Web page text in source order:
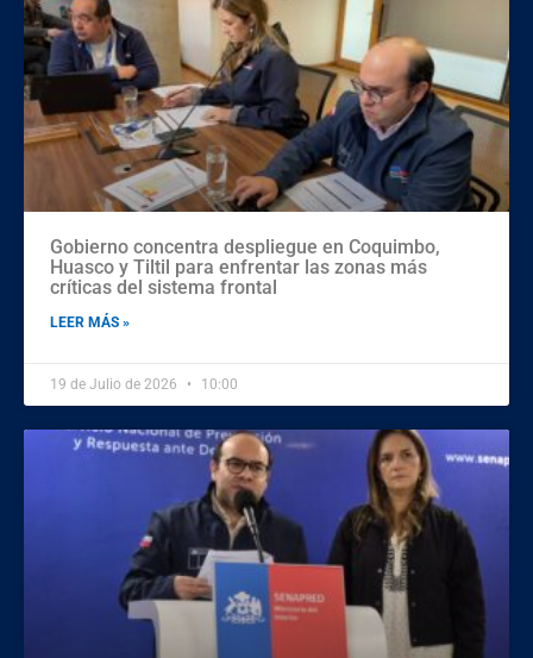
Gobierno concentra despliegue en Coquimbo,
Huasco y Tiltil para enfrentar las zonas más
críticas del sistema frontal
LEER MÁS »
19 de Julio de 2026 10:00